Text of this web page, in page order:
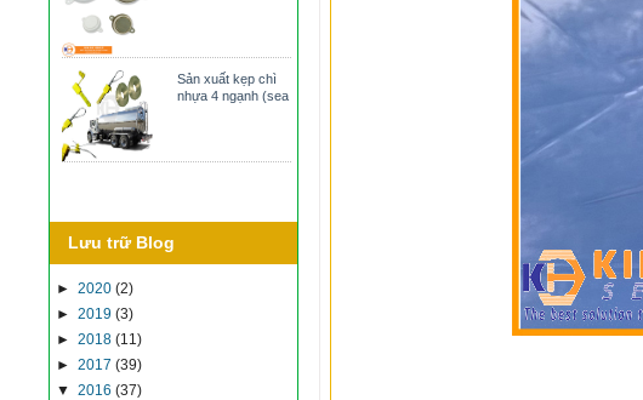
Sản xuất kẹp chì
nhựa 4 ngạnh (sea
Lưu trữ Blog
► 2020 (2)
► 2019 (3)
► 2018 (11)
► 2017 (39)
▼ 2016 (37)